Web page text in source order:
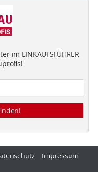
im EINKAUFSFÜHRER
Impressum